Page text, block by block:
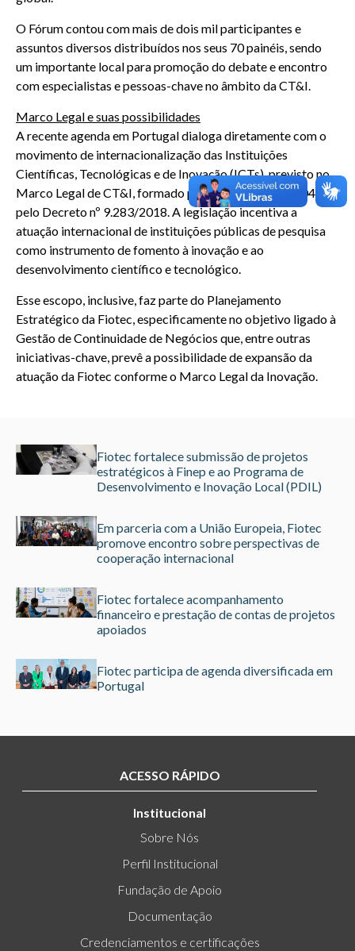
O Fórum contou com mais de dois mil participantes e
assuntos diversos distribuídos nos seus 70 painéis, sendo
um importante local para promoção do debate e encontro
com especialistas e pessoas-chave no âmbito da CT&I.
Marco Legal e suas possibilidades
A recente agenda em Portugal dialoga diretamente com o
movimento de internacionalização das Instituições
Científicas, Tecnológicas e de Inovação (ICTs), previsto no
Marco Legal de CT&I, formado pela Lei nº 10.973/2004 e
pelo Decreto nº 9.283/2018. A legislação incentiva a
atuação internacional de instituições públicas de pesquisa
como instrumento de fomento à inovação e ao
desenvolvimento científico e tecnológico.
Esse escopo, inclusive, faz parte do Planejamento
Estratégico da Fiotec, especificamente no objetivo ligado à
Gestão de Continuidade de Negócios que, entre outras
iniciativas-chave, prevê a possibilidade de expansão da
atuação da Fiotec conforme o Marco Legal da Inovação.
Fiotec fortalece submissão de projetos
estratégicos à Finep e ao Programa de
Desenvolvimento e Inovação Local (PDIL)
Em parceria com a União Europeia, Fiotec
promove encontro sobre perspectivas de
cooperação internacional
Fiotec fortalece acompanhamento
financeiro e prestação de contas de projetos
apoiados
Fiotec participa de agenda diversificada em
Portugal
ACESSO RÁPIDO
Institucional
Sobre Nós
Perfil Institucional
Fundação de Apoio
Documentação
Credenciamentos e certificações